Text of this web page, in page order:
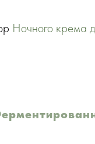
Ночного крема